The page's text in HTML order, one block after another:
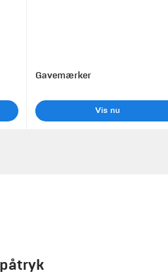
Gavemærker
Vis nu